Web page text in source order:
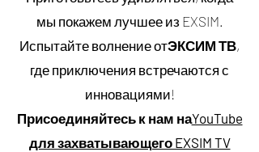
мы покажем лучшее из EXSIM.
Испытайте волнение отЭКСИМ ТВ,
где приключения встречаются с
инновациями!
Присоединяйтесь к нам наYouTube
для захватывающего EXSIM TV